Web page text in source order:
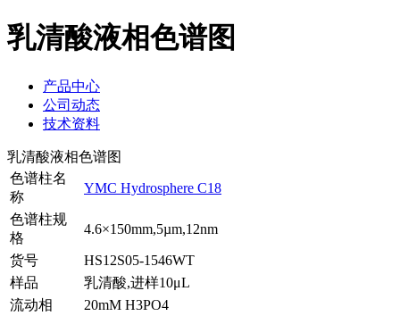
乳清酸液相色谱图
产品中心
公司动态
技术资料
乳清酸液相色谱图
色谱柱名
称
YMC Hydrosphere C18
色谱柱规
格
4.6×150mm,5µm,12nm
货号
HS12S05-1546WT
样品
乳清酸,进样10μL
流动相
20mM H3PO4